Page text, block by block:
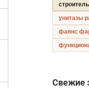
унитазы
фаянс
Свежие